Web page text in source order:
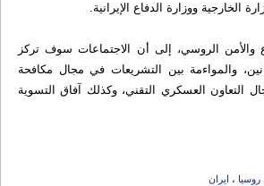
الخارجية ووزارة الدفاع الإيرانية.
والأمن الروسي، إلى أن الاجتماعات سوف تركز
والمواءمة بين التشريعات في مجال مكافحة
التعاون العسكري التقني، وكذلك آفاق التسوية
روسیا ، ایران